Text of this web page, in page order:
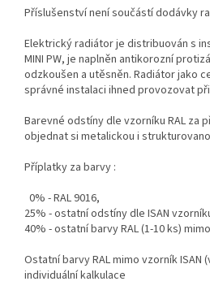
Příslušenství není součástí dodávky
Elektrický radiátor je distribuován s
MINI PW, je naplněn antikorozní
odzkoušen a utěsněn. Radiátor jako
správné instalaci ihned provozovat
Barevné odstíny dle vzorníku RAL za
objednat si metalickou i
Příplatky za barvy :
0% - RAL 9016,
25% - ostatní odstíny dle ISAN
40% - ostatní barvy RAL (1-10 ks)
Ostatní barvy RAL mimo vzorník ISAN
individuální kalkulace